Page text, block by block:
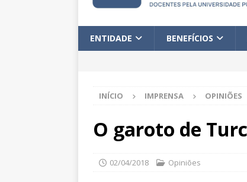
ENTIDADE BENEFÍCIOS
INÍCIO IMPRENSA OPINIÕES
O garoto de
02/04/2018 Opiniões